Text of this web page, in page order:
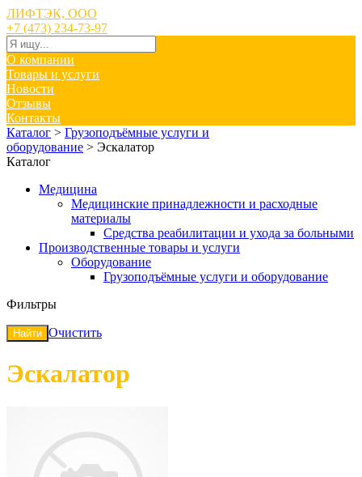
ЛИФТЭК, ООО
+7 (473) 234-73-97
О компании
Товары и услуги
Новости
Отзывы
Контакты
Каталог > Грузоподъёмные услуги и
оборудование > Эскалатор
Каталог
Медицина
Медицинские принадлежности и расходные
материалы
Средства реабилитации и ухода за больными
Производственные товары и услуги
Оборудование
Грузоподъёмные услуги и оборудование
Фильтры
Найти Очистить
Эскалатор